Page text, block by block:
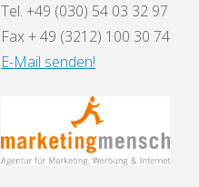
Tel. +49 (030) 54 03 32 97
Fax + 49 (3212) 100 30 74
E-Mail senden!